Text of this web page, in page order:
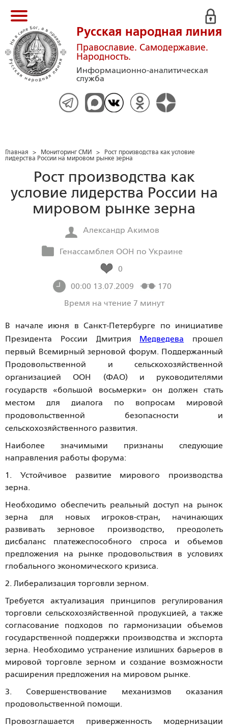
Русская народная линия
Православие. Самодержавие.
Народность.
Информационно-аналитическая
служба
Главная > Мониторинг СМИ >
Рост производства как условие
лидерства России на мировом рынке зерна
Рост производства как
условие лидерства России на
мировом рынке зерна
Александр Акимов
Генассамблея ООН по Украине
0
00:00 13.07.2009
170
Время на чтение 7 минут
В начале июня в Санкт-Петербурге по инициативе
Президента России Дмитрия Медведева прошел
первый Всемирный зерновой форум. Поддержанный
Продовольственной и сельскохозяйственной
организацией ООН (ФАО) и руководителями
государств «большой восьмерки» он должен стать
местом для диалога по вопросам мировой
продовольственной безопасности и
сельскохозяйственного развития.
Наиболее значимыми признаны следующие
направления работы форума:
1. Устойчивое развитие мирового производства
зерна.
Необходимо обеспечить реальный доступ на рынок
зерна для новых игроков-стран, начинающих
развивать зерновое производство, преодолеть
дисбаланс платежеспособного спроса и объемов
предложения на рынке продовольствия в условиях
глобального экономического кризиса.
2. Либерализация торговли зерном.
Требуется актуализация принципов регулирования
торговли сельскохозяйственной продукцией, а также
согласование подходов по гармонизации объемов
государственной поддержки производства и экспорта
зерна. Необходимо устранение излишних барьеров в
мировой торговле зерном и создание возможности
расширения предложения на мировом рынке.
3. Совершенствование механизмов оказания
продовольственной помощи.
Провозглашается приверженность модернизации